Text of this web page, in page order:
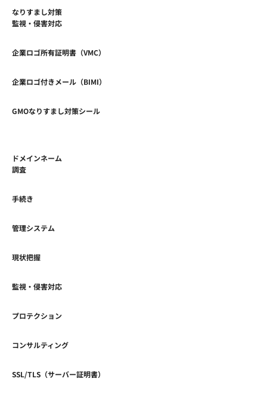
なりすまし対策
監視・侵害対応
企業ロゴ所有証明書（VMC）
企業ロゴ付きメール（BIMI）
GMOなりすまし対策シール
ドメインネーム
調査
手続き
管理システム
現状把握
監視・侵害対応
プロテクション
コンサルティング
SSL/TLS（サーバー証明書）